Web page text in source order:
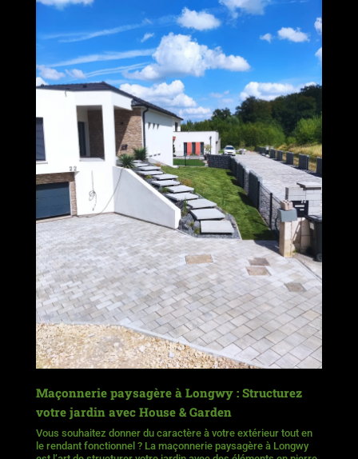
Maçonnerie paysagère à Longwy : Structurez
votre jardin avec House & Garden
Vous souhaitez donner du caractère à votre extérieur tout en
le rendant fonctionnel ? La maçonnerie paysagère à Longwy